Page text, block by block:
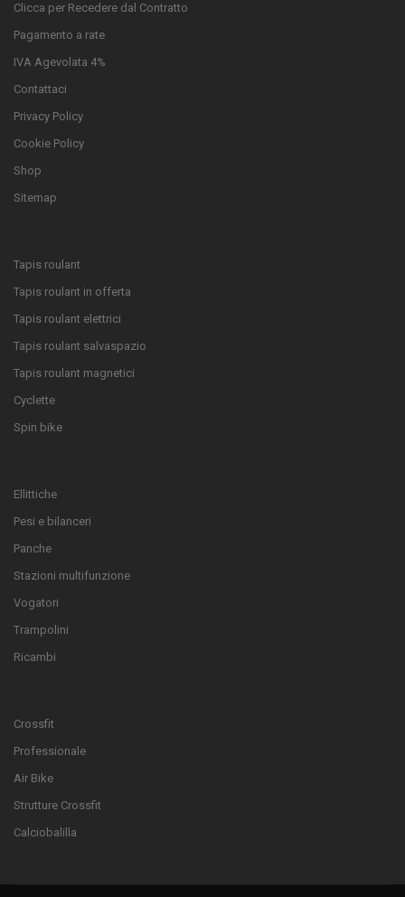
Clicca per Recedere dal Contratto
Pagamento a rate
IVA Agevolata 4%
Contattaci
Privacy Policy
Cookie Policy
Shop
Sitemap
Tapis roulant
Tapis roulant in offerta
Tapis roulant elettrici
Tapis roulant salvaspazio
Tapis roulant magnetici
Cyclette
Spin bike
Ellittiche
Pesi e bilanceri
Panche
Stazioni multifunzione
Vogatori
Trampolini
Ricambi
Crossfit
Professionale
Air Bike
Strutture Crossfit
Calciobalilla